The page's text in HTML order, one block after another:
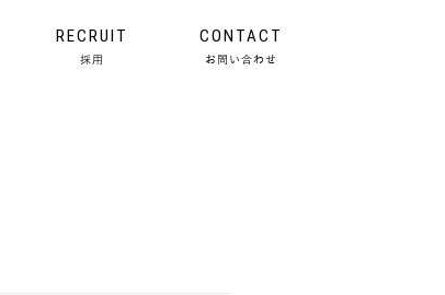
RECRUIT
採用
CONTACT
お問い合わせ